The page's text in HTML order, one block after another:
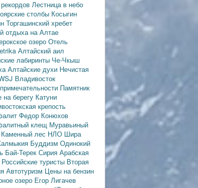
Лестница в небо
столбы Косыгин
Торгашинский хребет
отдыха на Алтае
озеро Отель
Алтайский аил
лабиринты Че-Чкыш
Алтайские духи Нечистая
Владивосток
Памятник
на берегу Катуни
крепость
Федор Конюхов
клещ Муравьиный
Каменный лес НЛО Шира
Буддизм Одинокий
Бай-Терек Сирия Арабская
Российские туристы Вторая
Автотуризм Цены на бензин
озеро Егор Лигачев